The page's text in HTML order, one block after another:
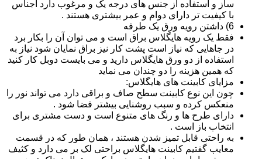
ساز و استفاده از جنس های درجه یک و مرغوب دارد اجناس
با کیفیت تر دارای دوام و عمر بیشتری هستند .
6) داشتن رویه ورق یک طرفه
فقط یک رویه هایگلاس براق است و می توان آن را بکار برد
در جاهایی که نیاز است پشت کار نیز براق نمایان شود نیاز به
استفاده از دو ورق هایگلاس دارید و می بایست دوبل کار کنید
که همین هزینه را دو چندان می نماید
مزایای کابینت های هایگلاس:
چون این نوع کابینت سطح صاف و براقی دارد می تواند نور را
منعکس کرده و سبب روشنایی بیشتر فضا شود .
دارای طرح ها و رنگ های متنوع است و دست مشتری برای
انتخاب باز است .
به راحتی قابل تمیز شدن هستند ، همان طور که در قسمت
معایب گفتیم کابینت هایگلاس براحتی لک بر می دارد و کثیف